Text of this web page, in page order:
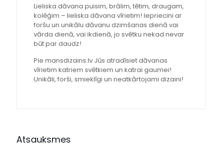
Lieliska dāvana puisim, brālim, tētim, draugam,
kolēģim – lieliska dāvana vīrietim! Iepriecini ar
foršu un unikālu dāvanu dzimšanas dienā vai
vārda dienā, vai ikdienā, jo svētku nekad nevar
būt par daudz!
Pie mansdizains.lv Jūs atradīsiet dāvanas
vīrietim katriem svētkiem un katrai gaumei!
Unikāli, forši, smieklīgi un neatkārtojami dizaini!
Atsauksmes